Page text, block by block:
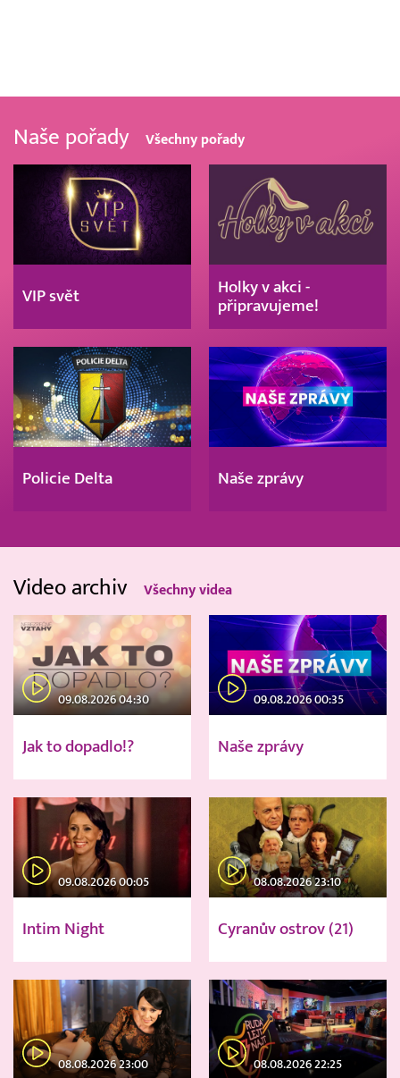
Naše pořady Všechny pořady
VIP svět
Holky v akci -
připravujeme!
Policie Delta Naše zprávy
Video archiv Všechny videa
09.08.2026 04:30
Jak to dopadlo!?
09.08.2026 00:35
Naše zprávy
09.08.2026 00:05
Intim Night
08.08.2026 23:10
Cyranův ostrov (21)
08.08.2026 23:00 08.08.2026 22:25